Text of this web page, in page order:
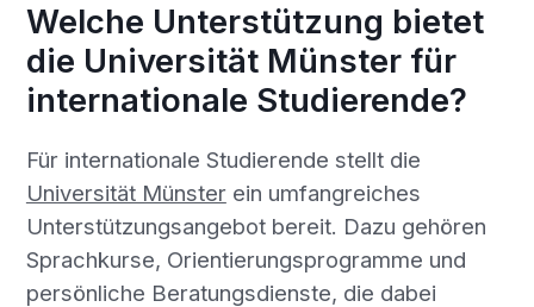
Welche Unterstützung bietet
die Universität Münster für
internationale Studierende?
Für internationale Studierende stellt die
Universität Münsterein umfangreiches
Unterstützungsangebot bereit. Dazu gehören
Sprachkurse, Orientierungsprogramme und
persönliche Beratungsdienste, die dabei